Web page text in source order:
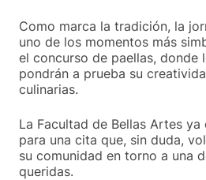
Como marca la tradición, la
uno de los momentos más
el concurso de paellas, donde
pondrán a prueba su
culinarias.
La Facultad de Bellas Artes
para una cita que, sin duda,
su comunidad en torno a una
queridas.